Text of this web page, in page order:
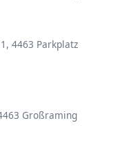
4463 Parkplatz
Großraming